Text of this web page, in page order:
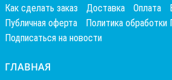
Как сделать заказ Доставка Оплата
Публичная оферта
Политика
Подписаться на новости
ГЛАВНАЯ